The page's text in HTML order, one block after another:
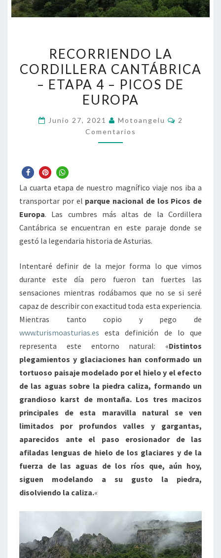
LA
CORDILLERA
CANTÁBRICA
–
4
–
RECORRIENDO LA
CORDILLERA CANTÁBRICA
– ETAPA 4 – PICOS DE
EUROPA
Junio 27, 2021 Motoangelu
2
Comentarios
La cuarta etapa de nuestro magnífico viaje nos iba a
transportar por el parque nacional de los Picos de
Europa. Las cumbres más altas de la Cordillera
Cantábrica se encuentran en este paraje donde se
gestó la legendaria historia de Asturias.
Intentaré definir de la mejor forma lo que vimos
durante este día pero fueron tan fuertes las
sensaciones mientras rodábamos que no se si seré
capaz de describir con exactitud toda esta experiencia.
Mientras tanto copio y pego de
www.turismoasturias.es esta definición de lo que
representa este entorno natural: «Distintos
plegamientos y glaciaciones han conformado un
tortuoso paisaje modelado por el hielo y el efecto
de las aguas sobre la piedra caliza, formando un
grandioso karst de montaña. Los tres macizos
principales de esta maravilla natural se ven
limitados por profundos valles y gargantas,
aparecidos ante el paso erosionador de las
afiladas lenguas de hielo de los glaciares y de la
fuerza de las aguas de los ríos que, aún hoy,
siguen modelando a su gusto la piedra,
disolviendo la caliza.«